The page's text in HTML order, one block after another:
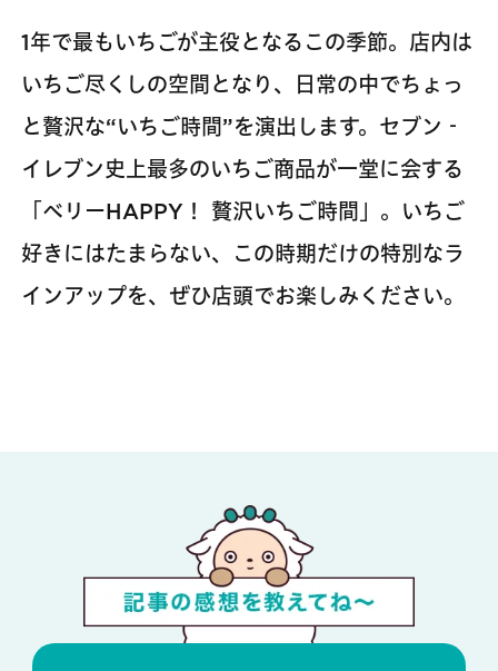
1年で最もいちごが主役となるこの季節。店内は
いちご尽くしの空間となり、日常の中でちょっ
と贅沢な“いちご時間”を演出します。セブン‐
イレブン史上最多のいちご商品が一堂に会する
「ベリーHAPPY！ 贅沢いちご時間」。いちご
好きにはたまらない、この時期だけの特別なラ
インアップを、ぜひ店頭でお楽しみください。